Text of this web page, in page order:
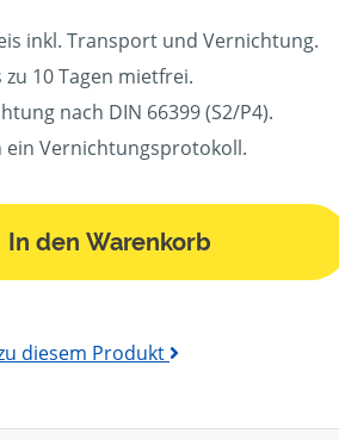
inkl. Transport und Vernichtung.
10 Tagen mietfrei.
nach DIN 66399 (S2/P4).
ein Vernichtungsprotokoll.
In den Warenkorb
diesem Produkt